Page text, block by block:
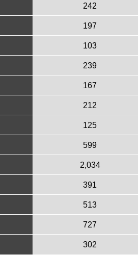
242
197
103
239
167
212
125
599
2,034
391
513
727
302